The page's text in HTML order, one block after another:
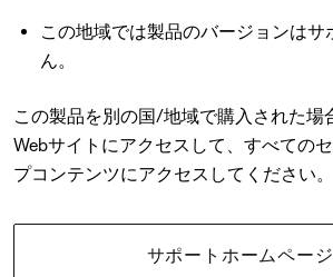
この地域では製品のバージョンはサ
ん。
この製品を別の国/地域で購入された場
Webサイトにアクセスして、すべての
プコンテンツにアクセスしてください。
サポートホームペー